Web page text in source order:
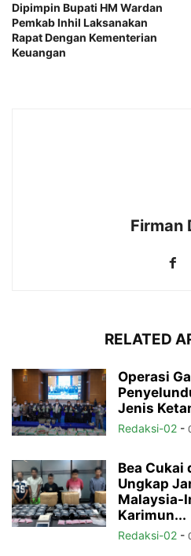
Dipimpin Bupati HM Wardan
Pemkab Inhil Laksanakan
Rapat Dengan Kementerian
Keuangan
Firman
RELATED
Operasi
Jenis
Redaksi-02 -
Bea Cukai
Ungkap
Malaysia-
Karimun...
Redaksi-02 -